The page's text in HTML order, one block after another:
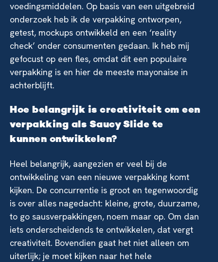
voedingsmiddelen. Op basis van een uitgebreid
onderzoek heb ik de verpakking ontworpen,
getest, mockups ontwikkeld en een ‘reality
check’ onder consumenten gedaan. Ik heb mij
gefocust op een fles, omdat dit een populaire
verpakking is en hier de meeste mayonaise in
achterblijft.
Hoe belangrijk is creativiteit om een
verpakking als Saucy Slide te
kunnen ontwikkelen?
Heel belangrijk, aangezien er veel bij de
ontwikkeling van een nieuwe verpakking komt
kijken. De concurrentie is groot en tegenwoordig
is over alles nagedacht: kleine, grote, duurzame,
to go sausverpakkingen, noem maar op. Om dan
iets onderscheidends te ontwikkelen, dat vergt
creativiteit. Bovendien gaat het niet alleen om
uiterlijk; je moet kijken naar het hele